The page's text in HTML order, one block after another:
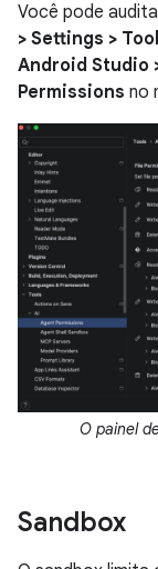
Você pode
> Settings >
Android Studio
Permissions no
O painel
Sandbox